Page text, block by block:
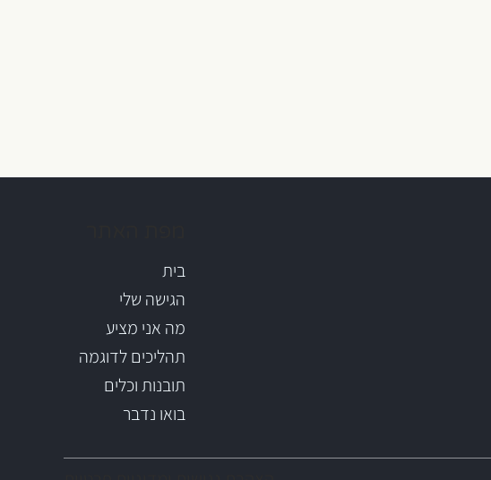
בית
הגישה שלי
מה אני מציע
תהליכים לדוגמה
תובנות וכלים
בואו נדבר